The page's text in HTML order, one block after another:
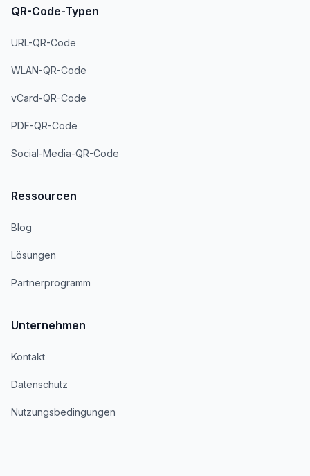
QR-Code-Typen
URL-QR-Code
WLAN-QR-Code
vCard-QR-Code
PDF-QR-Code
Social-Media-QR-Code
Ressourcen
Blog
Lösungen
Partnerprogramm
Unternehmen
Kontakt
Datenschutz
Nutzungsbedingungen